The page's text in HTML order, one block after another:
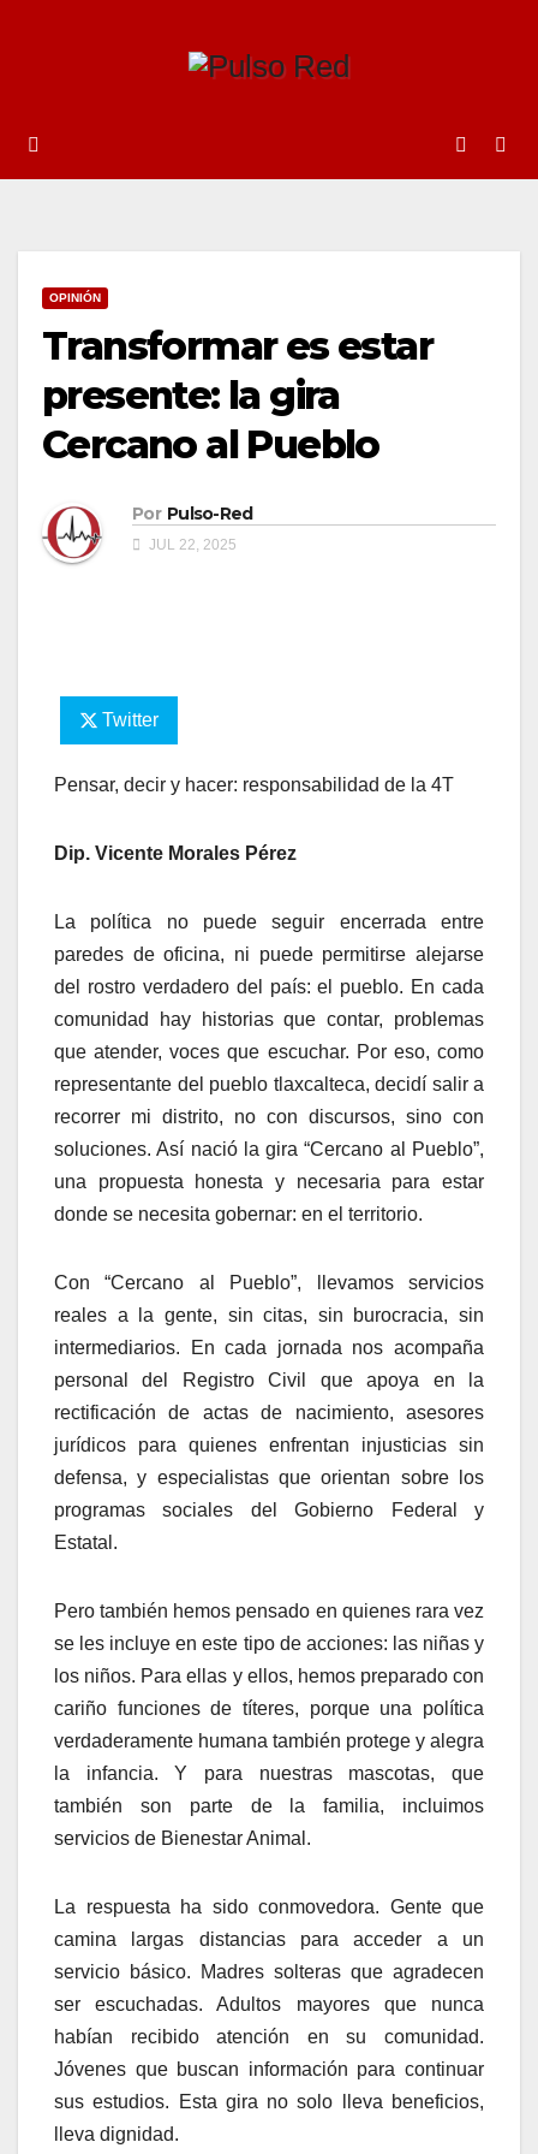
OPINIÓN
Transformar es estar
presente: la gira
Cercano al Pueblo
Por Pulso-Red
JUL 22, 2025
Twitter
Pensar, decir y hacer: responsabilidad de la 4T
Dip. Vicente Morales Pérez
La política no puede seguir encerrada entre
paredes de oficina, ni puede permitirse alejarse
del rostro verdadero del país: el pueblo. En cada
comunidad hay historias que contar, problemas
que atender, voces que escuchar. Por eso, como
representante del pueblo tlaxcalteca, decidí salir a
recorrer mi distrito, no con discursos, sino con
soluciones. Así nació la gira “Cercano al Pueblo”,
una propuesta honesta y necesaria para estar
donde se necesita gobernar: en el territorio.
Con “Cercano al Pueblo”, llevamos servicios
reales a la gente, sin citas, sin burocracia, sin
intermediarios. En cada jornada nos acompaña
personal del Registro Civil que apoya en la
rectificación de actas de nacimiento, asesores
jurídicos para quienes enfrentan injusticias sin
defensa, y especialistas que orientan sobre los
programas sociales del Gobierno Federal y
Estatal.
Pero también hemos pensado en quienes rara vez
se les incluye en este tipo de acciones: las niñas y
los niños. Para ellas y ellos, hemos preparado con
cariño funciones de títeres, porque una política
verdaderamente humana también protege y alegra
la infancia. Y para nuestras mascotas, que
también son parte de la familia, incluimos
servicios de Bienestar Animal.
La respuesta ha sido conmovedora. Gente que
camina largas distancias para acceder a un
servicio básico. Madres solteras que agradecen
ser escuchadas. Adultos mayores que nunca
habían recibido atención en su comunidad.
Jóvenes que buscan información para continuar
sus estudios. Esta gira no solo lleva beneficios,
lleva dignidad.